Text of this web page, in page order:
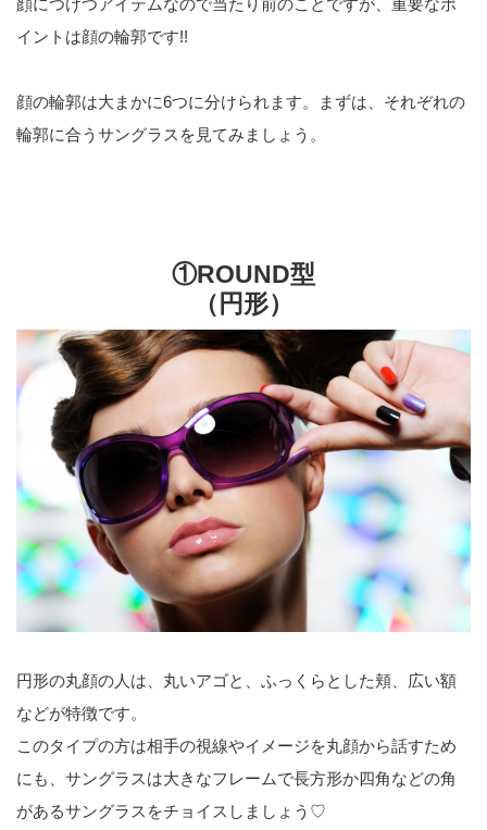
顔につけつアイテムなので当たり前のことですが、重要なポ
イントは顔の輪郭です!!
顔の輪郭は大まかに6つに分けられます。まずは、それぞれの
輪郭に合うサングラスを見てみましょう。
①ROUND型
（円形）
円形の丸顔の人は、丸いアゴと、ふっくらとした頬、広い額
などが特徴です。
このタイプの方は相手の視線やイメージを丸顔から話すため
にも、サングラスは大きなフレームで長方形か四角などの角
があるサングラスをチョイスしましょう♡